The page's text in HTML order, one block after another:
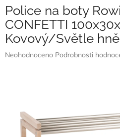
Police na boty
CONFETTI
Kovový/Světle
Průměrné
hvězdiček.
Neohodnoceno Podrobnosti